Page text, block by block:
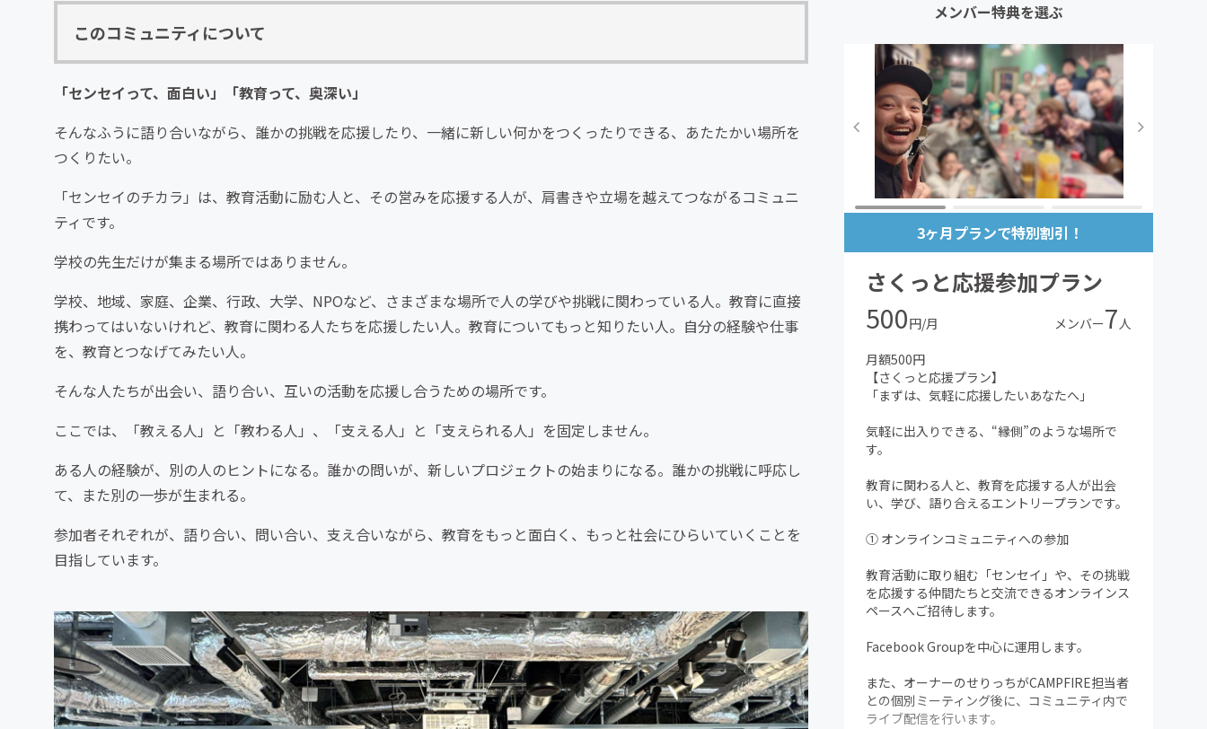
このコミュニティについて
「センセイって、面白い」「教育って、奥深い」
そんなふうに語り合いながら、誰かの挑戦を応援したり、一緒に新しい何かをつくったりできる、あたたかい場所を
つくりたい。
「センセイのチカラ」は、教育活動に励む人と、その営みを応援する人が、肩書きや立場を越えてつながるコミュニ
ティです。
学校の先生だけが集まる場所ではありません。
学校、地域、家庭、企業、行政、大学、NPOなど、さまざまな場所で人の学びや挑戦に関わっている人。教育に直接
携わってはいないけれど、教育に関わる人たちを応援したい人。教育についてもっと知りたい人。自分の経験や仕事
を、教育とつなげてみたい人。
そんな人たちが出会い、語り合い、互いの活動を応援し合うための場所です。
ここでは、「教える人」と「教わる人」、「支える人」と「支えられる人」を固定しません。
ある人の経験が、別の人のヒントになる。誰かの問いが、新しいプロジェクトの始まりになる。誰かの挑戦に呼応し
て、また別の一歩が生まれる。
参加者それぞれが、語り合い、問い合い、支え合いながら、教育をもっと面白く、もっと社会にひらいていくことを
目指しています。
メンバー特典を選ぶ
3ヶ月プランで特別割引！
さくっと応援参加プラン
500円/月 メンバー7人
月額500円
【さくっと応援プラン】
「まずは、気軽に応援したいあなたへ」
気軽に出入りできる、“縁側”のような場所で
す。
教育に関わる人と、教育を応援する人が出会
い、学び、語り合えるエントリープランです。
① オンラインコミュニティへの参加
教育活動に取り組む「センセイ」や、その挑戦
を応援する仲間たちと交流できるオンラインス
ペースへご招待します。
Facebook Groupを中心に運用します。
また、オーナーのせりっちがCAMPFIRE担当者
との個別ミーティング後に、コミュニティ内で
ライブ配信を行います。